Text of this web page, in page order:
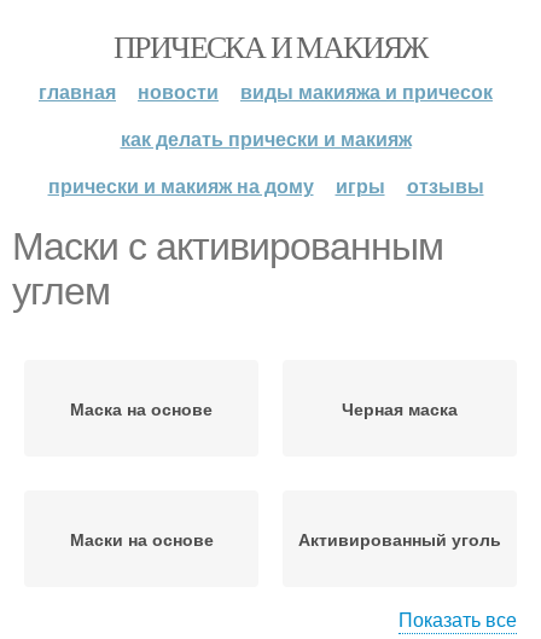
ПРИЧЕСКА И МАКИЯЖ
главная новости
виды макияжа и причесок
как делать прически и макияж
прически и макияж на дому
игры отзывы
Маски с активированным
углем
Маска на основе Черная маска
Маски на основе Активированный уголь
Показать все